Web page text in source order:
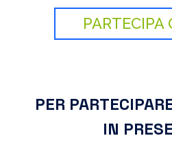
PARTECIPA
PER
IN